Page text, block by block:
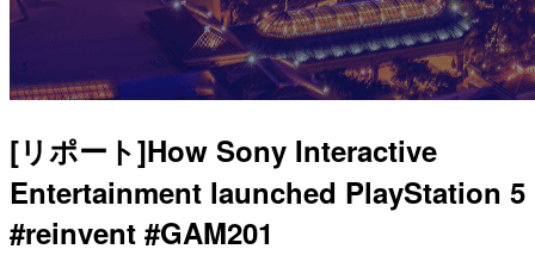
[リポート]How Sony Interactive
Entertainment launched PlayStation 5
#reinvent #GAM201